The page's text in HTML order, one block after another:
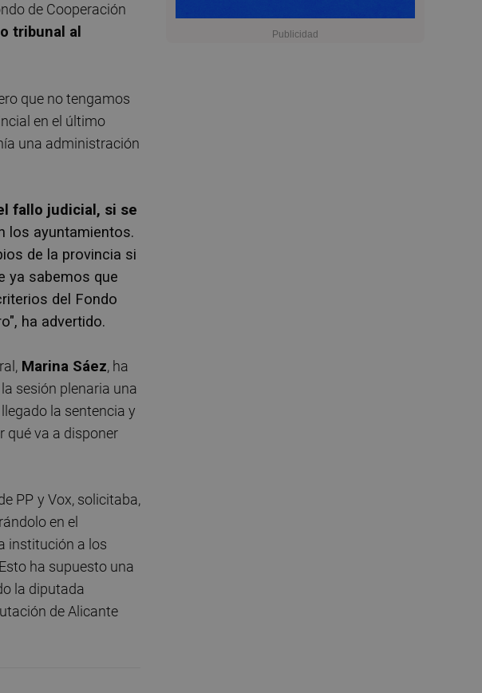
de Cooperación
tribunal al
que no tengamos
en el último
una administración
fallo judicial, si se
los ayuntamientos.
de la provincia si
ya sabemos que
del Fondo
ha advertido.
Marina Sáez, ha
sesión plenaria una
la sentencia y
qué va a disponer
PP y Vox, solicitaba,
en el
institución a los
ha supuesto una
la diputada
de Alicante